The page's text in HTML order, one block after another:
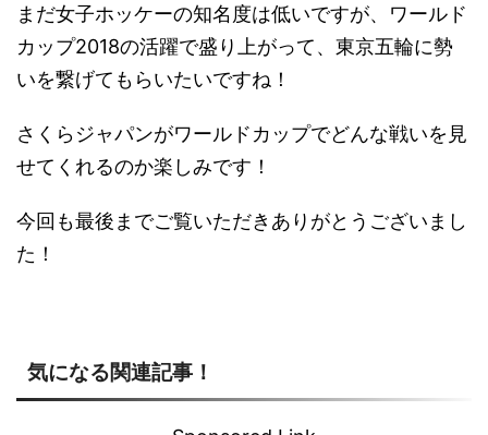
まだ女子ホッケーの知名度は低いですが、ワールド
カップ2018の活躍で盛り上がって、東京五輪に勢
いを繋げてもらいたいですね！
さくらジャパンがワールドカップでどんな戦いを見
せてくれるのか楽しみです！
今回も最後までご覧いただきありがとうございまし
た！
気になる関連記事！